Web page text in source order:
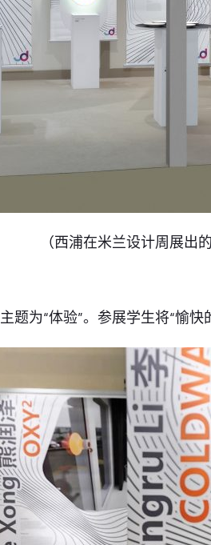
（西浦在米兰设计周展出
为“体验”。参展学生将“愉